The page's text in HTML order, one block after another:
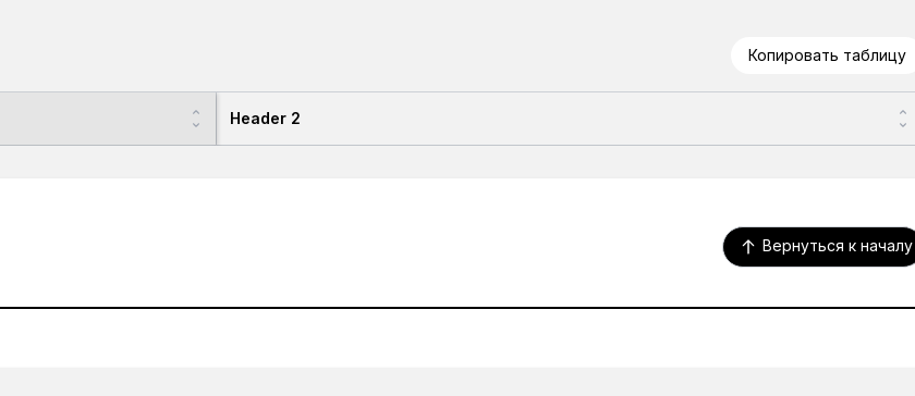
Копировать таблицу
Header 2
Вернуться к началу